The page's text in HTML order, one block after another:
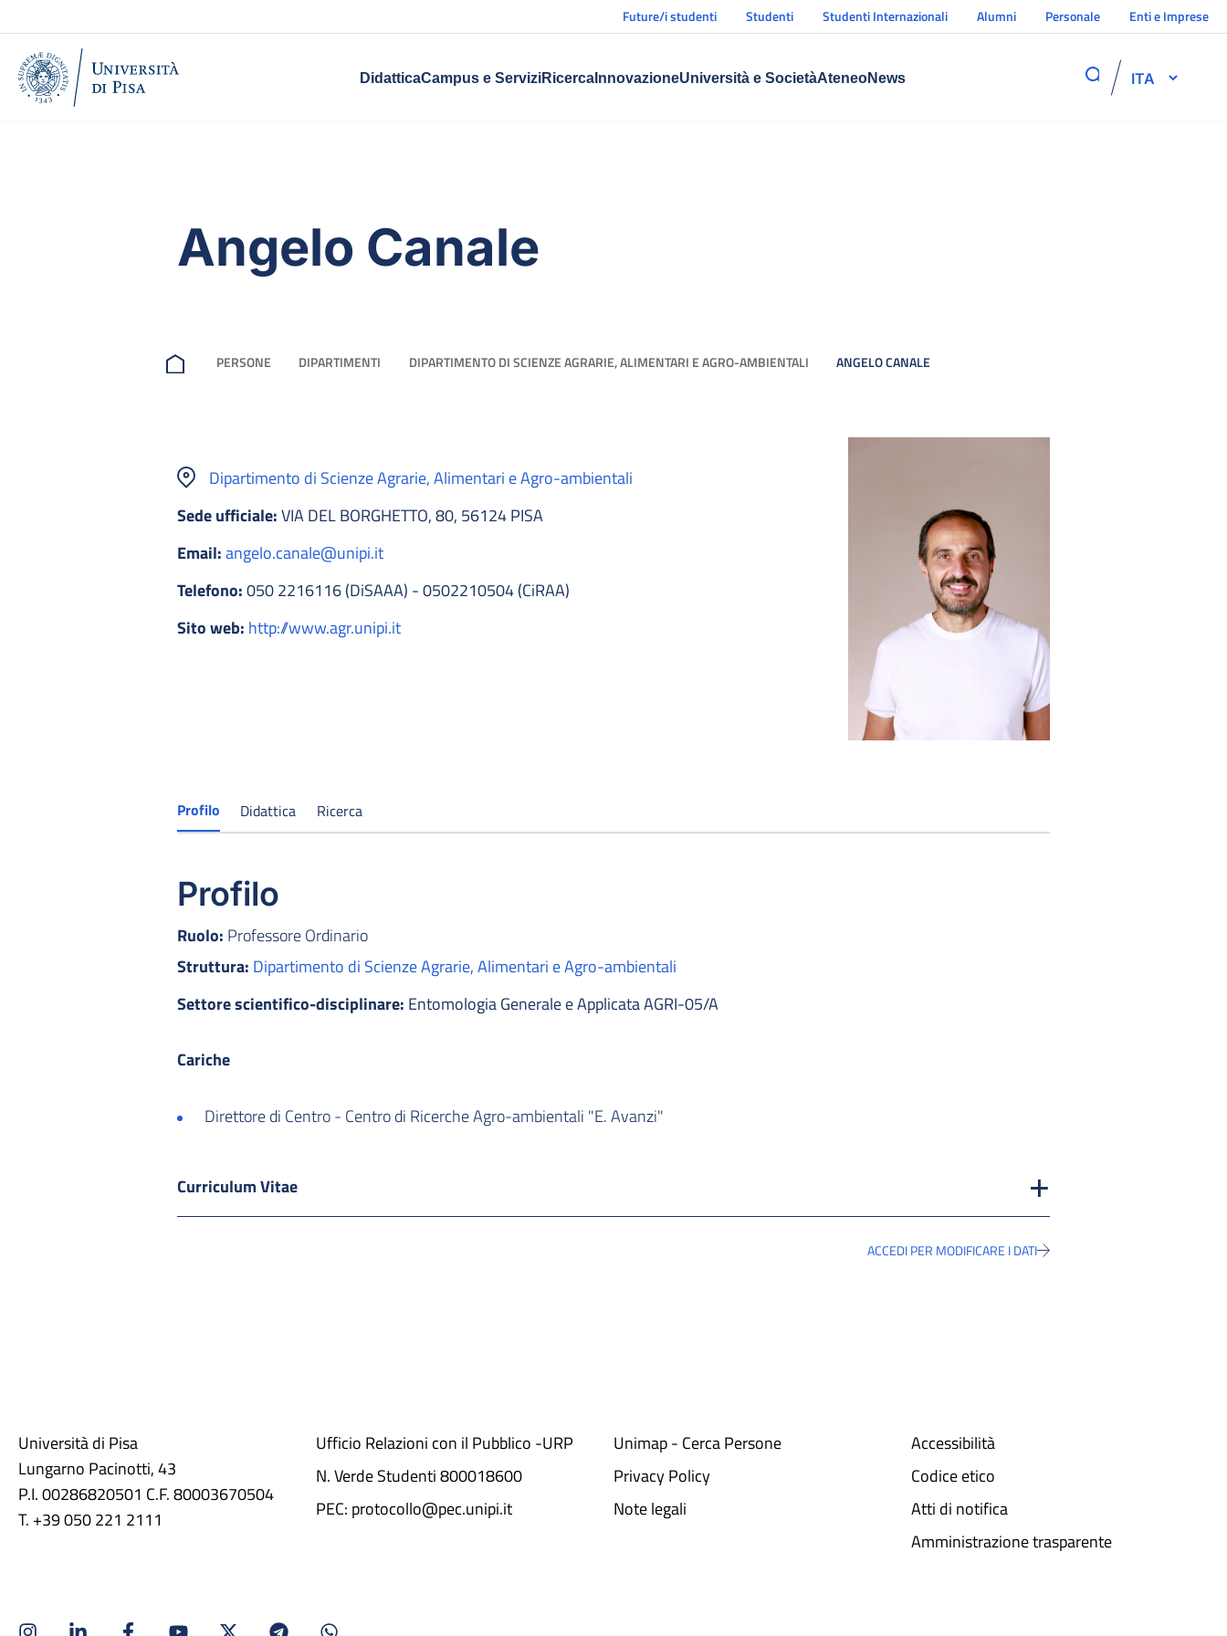
Future/i studenti Studenti Studenti Internazionali Alumni Personale Enti e Imprese
DidatticaCampus e ServiziRicercaInnovazioneUniversità e SocietàAteneoNews ITA
Angelo Canale
PERSONE DIPARTIMENTI DIPARTIMENTO DI SCIENZE AGRARIE, ALIMENTARI E AGRO-AMBIENTALI ANGELO CANALE
Dipartimento di Scienze Agrarie, Alimentari e Agro-ambientali
Sede ufficiale:VIA DEL BORGHETTO, 80, 56124 PISA
Email:angelo.canale@unipi.it
Telefono:050 2216116 (DiSAAA) - 0502210504 (CiRAA)
Sito web: http://www.agr.unipi.it
Profilo Didattica Ricerca
Profilo
Ruolo: Professore Ordinario
Struttura: Dipartimento di Scienze Agrarie, Alimentari e Agro-ambientali
Settore scientifico-disciplinare: Entomologia Generale e Applicata AGRI-05/A
Cariche
Direttore di Centro - Centro di Ricerche Agro-ambientali "E. Avanzi"
Curriculum Vitae
ACCEDI PER MODIFICARE I DATI
Università di Pisa
Lungarno Pacinotti, 43
P.I. 00286820501 C.F. 80003670504
T. +39 050 221 2111
Ufficio Relazioni con il Pubblico -URP
N. Verde Studenti 800018600​
PEC: protocollo@pec.unipi.it
Unimap - Cerca Persone
Privacy Policy
Note legali
Accessibilità
Codice etico
Atti di notifica
Amministrazione trasparente